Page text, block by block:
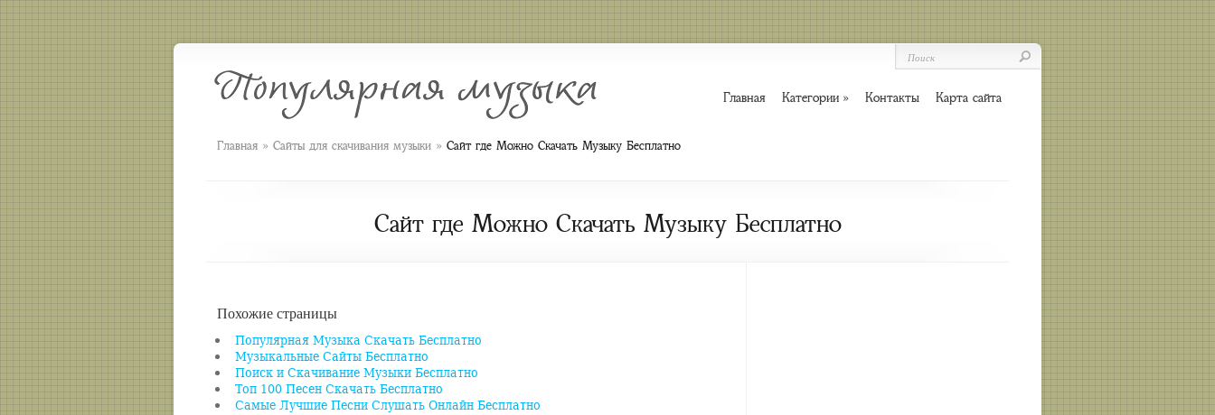
Главная Категории » Контакты Карта сайта
Главная » Сайты для скачивания музыки » Сайт где Можно Скачать Музыку Бесплатно
Сайт где Можно Скачать Музыку Бесплатно
Похожие страницы
Популярная Музыка Скачать Бесплатно
Музыкальные Сайты Бесплатно
Поиск и Скачивание Музыки Бесплатно
Топ 100 Песен Скачать Бесплатно
Самые Лучшие Песни Слушать Онлайн Бесплатно